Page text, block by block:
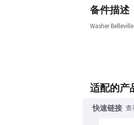
备件描述
Washer
适配的产
快速链接 查